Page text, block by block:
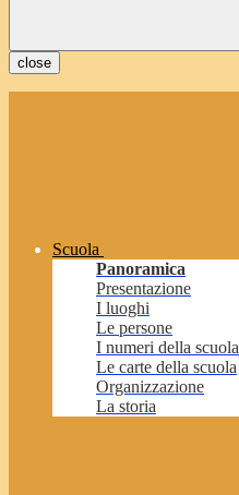
close
Scuola
Panoramica
Presentazione
I luoghi
Le persone
I numeri della scuola
Le carte della scuola
Organizzazione
La storia